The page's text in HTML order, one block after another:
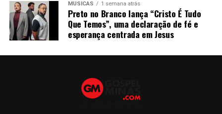
MÚSICAS 1 semana atrás
Preto no Branco lança “Cristo É Tudo
Que Temos”, uma declaração de fé e
esperança centrada em Jesus